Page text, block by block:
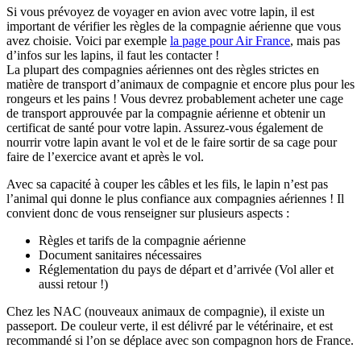
Si vous prévoyez de voyager en avion avec votre lapin, il est
important de vérifier les règles de la compagnie aérienne que vous
avez choisie. Voici par exemple la page pour Air France, mais pas
d’infos sur les lapins, il faut les contacter !
La plupart des compagnies aériennes ont des règles strictes en
matière de transport d’animaux de compagnie et encore plus pour les
rongeurs et les pains ! Vous devrez probablement acheter une cage
de transport approuvée par la compagnie aérienne et obtenir un
certificat de santé pour votre lapin. Assurez-vous également de
nourrir votre lapin avant le vol et de le faire sortir de sa cage pour
faire de l’exercice avant et après le vol.
Avec sa capacité à couper les câbles et les fils, le lapin n’est pas
l’animal qui donne le plus confiance aux compagnies aériennes ! Il
convient donc de vous renseigner sur plusieurs aspects :
Règles et tarifs de la compagnie aérienne
Document sanitaires nécessaires
Réglementation du pays de départ et d’arrivée (Vol aller et
aussi retour !)
Chez les NAC (nouveaux animaux de compagnie), il existe un
passeport. De couleur verte, il est délivré par le vétérinaire, et est
recommandé si l’on se déplace avec son compagnon hors de France.